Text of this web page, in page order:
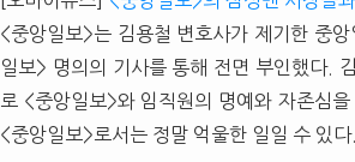
<중앙일보>는 김용철 변호사가 제기한 중
일보> 명의의 기사를 통해 전면 부인했다.
로 <중앙일보>와 임직원의 명예와 자존심
<중앙일보>로서는 정말 억울한 일일 수 있